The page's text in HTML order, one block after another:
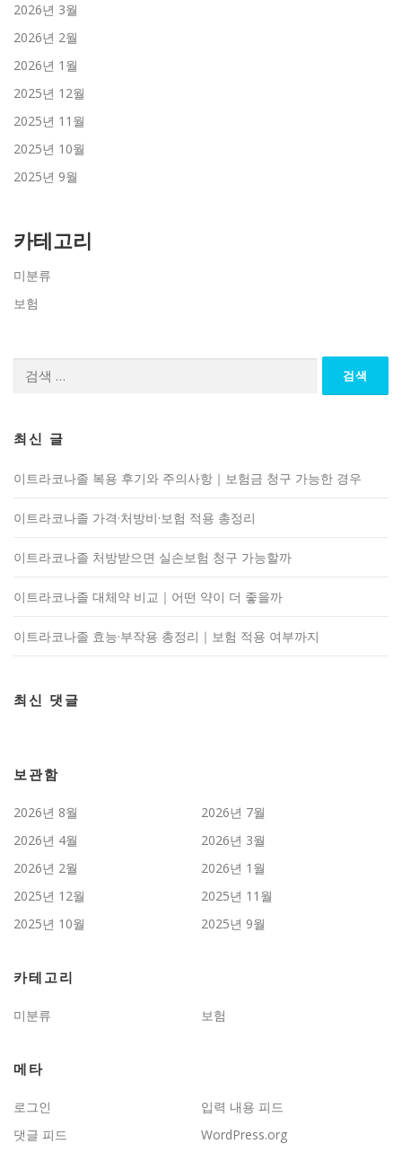
2026년 3월
2026년 2월
2026년 1월
2025년 12월
2025년 11월
2025년 10월
2025년 9월
카테고리
미분류
보험
최신 글
이트라코나졸 복용 후기와 주의사항｜보험금 청구 가능한 경우
이트라코나졸 가격·처방비·보험 적용 총정리
이트라코나졸 처방받으면 실손보험 청구 가능할까
이트라코나졸 대체약 비교｜어떤 약이 더 좋을까
이트라코나졸 효능·부작용 총정리｜보험 적용 여부까지
최신 댓글
보관함
2026년 8월
2026년 7월
2026년 4월
2026년 3월
2026년 2월
2026년 1월
2025년 12월
2025년 11월
2025년 10월
2025년 9월
카테고리
미분류 보험
메타
로그인
입력 내용 피드
댓글 피드
WordPress.org